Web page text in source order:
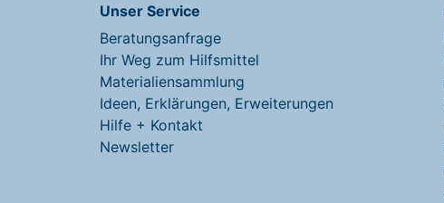
Unser Service
Beratungsanfrage
Ihr Weg zum Hilfsmittel
Materialiensammlung
Ideen, Erklärungen, Erweiterungen
Hilfe + Kontakt
Newsletter